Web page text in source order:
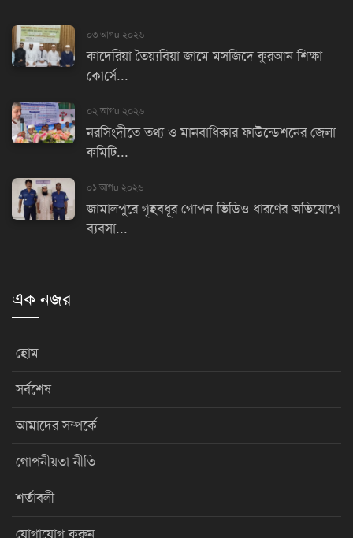
০৩ আগu ২০২৬
কাদেরিয়া তৈয়্যবিয়া জামে মসজিদে কুরআন শিক্ষা
কোর্সে...
০২ আগu ২০২৬
নরসিংদীতে তথ্য ও মানবাধিকার ফাউন্ডেশনের জেলা
কমিটি...
০১ আগu ২০২৬
জামালপুরে গৃহবধূর গোপন ভিডিও ধারণের অভিযোগে
ব্যবসা...
এক নজর
হোম
সর্বশেষ
আমাদের সম্পর্কে
গোপনীয়তা নীতি
শর্তাবলী
যোগাযোগ করুন